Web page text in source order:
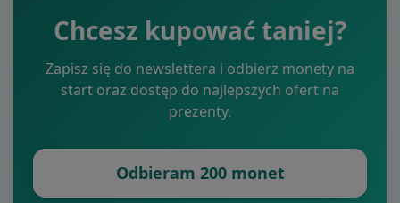
Chcesz kupować taniej?
Zapisz się do newslettera i odbierz monety na
start oraz dostęp do najlepszych ofert na
prezenty.
Odbieram 200 monet